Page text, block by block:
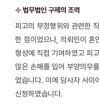
⊹ 법무법인 구제의 조력
피고의 부정행위와 관련한
한 점이었으나, 의뢰인이 혼
형성에 직접 기여하였고 피
많은 손해를 입어 부양의무
었습니다. 이에 당사자 사이
신청하였습니다.